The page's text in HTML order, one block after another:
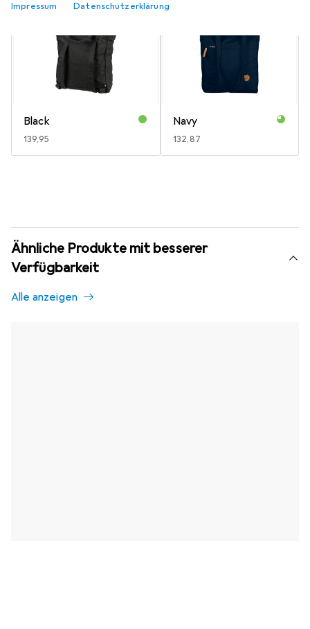
Impressum Datenschutzerklärung
Black
EUR
139,95
Navy
EUR
132,87
Ähnliche Produkte mit besserer
Verfügbarkeit
Alle anzeigen